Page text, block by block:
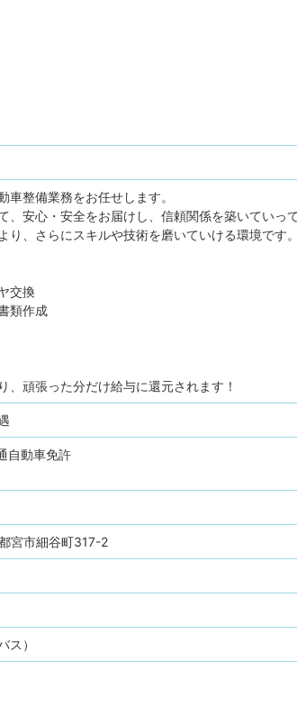
車整備業務をお任せします。
、安心・安全をお届けし、信頼関係を築いていっ
り、さらにスキルや技術を磨いていける環境です。
交換
類作成
、頑張った分だけ給与に還元されます！
自動車免許
宮市細谷町317-2
ス）